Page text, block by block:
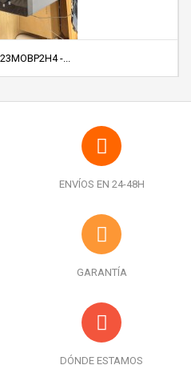
-...
ENVÍOS EN 24-48H
GARANTÍA
DÓNDE ESTAMOS